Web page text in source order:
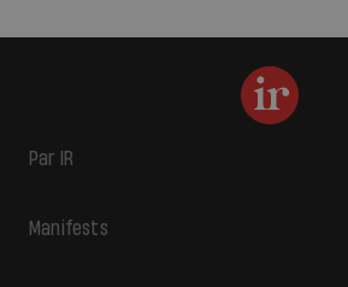
Par IR
Manifests